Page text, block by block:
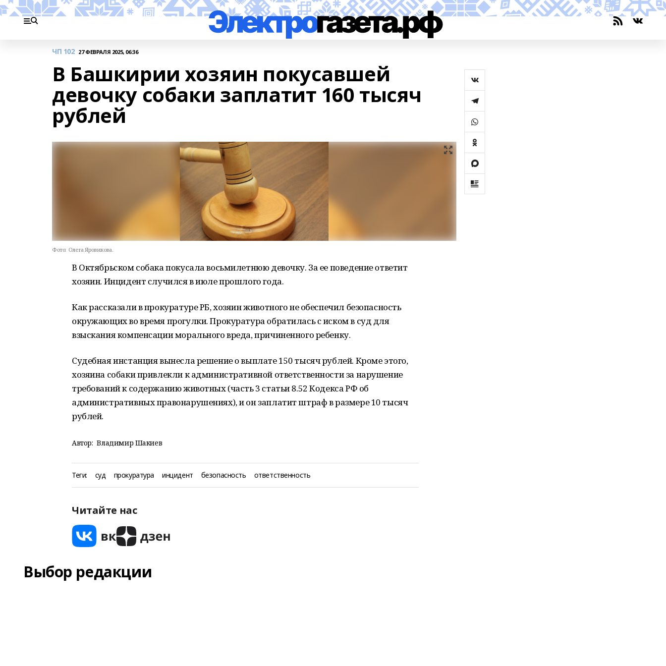
ЧП 102 27 ФЕВРАЛЯ 2025, 06:36
В Башкирии хозяин покусавшей
девочку собаки заплатит 160 тысяч
рублей
Фото: Олега Яровикова.
В Октябрьском собака покусала восьмилетнюю девочку. За ее поведение ответит
хозяин. Инцидент случился в июле прошлого года.
Как рассказали в прокуратуре РБ, хозяин животного не обеспечил безопасность
окружающих во время прогулки. Прокуратура обратилась с иском в суд для
взыскания компенсации морального вреда, причиненного ребенку.
Судебная инстанция вынесла решение о выплате 150 тысяч рублей. Кроме этого,
хозяина собаки привлекли к административной ответственности за нарушение
требований к содержанию животных (часть 3 статьи 8.52 Кодекса РФ об
административных правонарушениях), и он заплатит штраф в размере 10 тысяч
рублей.
Автор: Владимир Шакиев
Теги: суд прокуратура инцидент безопасность ответственность
Читайте нас
Выбор редакции